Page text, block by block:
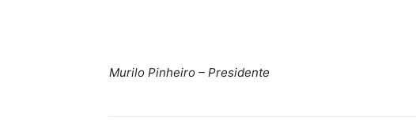
Murilo Pinheiro – Presidente